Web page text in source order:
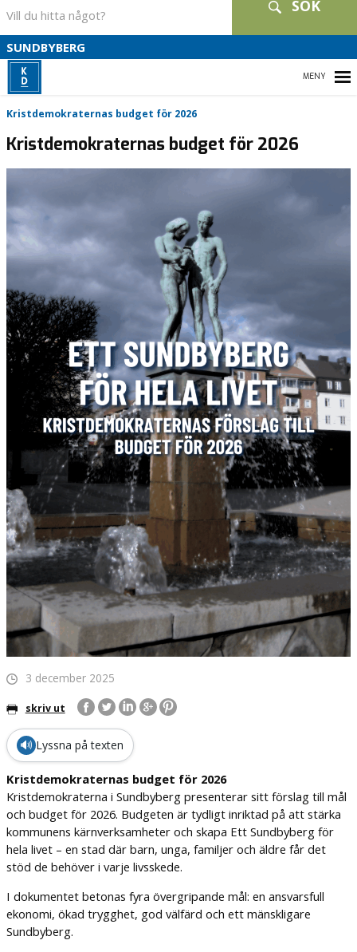
SÖK
SUNDBYBERG
HEM
VÅRA FÖRETRÄDARE
VALET 2026
KONTAKT
Kristdemokraternas budget för 2026
Kristdemokraternas budget för 2026
3 december 2025
skriv ut
🔊 Lyssna på texten
Kristdemokraternas budget för 2026
Kristdemokraterna i Sundbyberg presenterar sitt förslag till mål
och budget för 2026. Budgeten är tydligt inriktad på att stärka
kommunens kärnverksamheter och skapa Ett Sundbyberg för
hela livet – en stad där barn, unga, familjer och äldre får det
stöd de behöver i varje livsskede.
I dokumentet betonas fyra övergripande mål: en ansvarsfull
ekonomi, ökad trygghet, god välfärd och ett mänskligare
Sundbyberg.